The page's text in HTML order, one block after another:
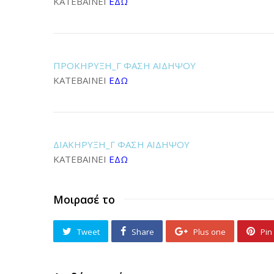
ΠΡΟΚΗΡΥΞΗ_Γ ΦΑΣΗ ΑΙΔΗΨΟΥ
ΚΑΤΕΒΑΙΝΕΙ ΕΔΩ
ΔΙΑΚΗΡΥΞΗ_Γ ΦΑΣΗ ΑΙΔΗΨΟΥ
ΚΑΤΕΒΑΙΝΕΙ ΕΔΩ
Μοιρασέ το
Tweet Share Plus one Pin